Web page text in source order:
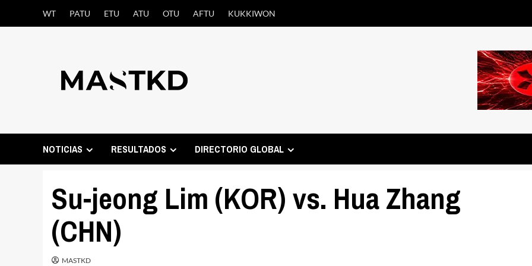
WT PATU ETU ATU OTU AFTU KUKKIWON
NOTICIAS RESULTADOS DIRECTORIO GLOBAL
Su-jeong Lim (KOR) vs. Hua Zhang
(CHN)
MASTKD